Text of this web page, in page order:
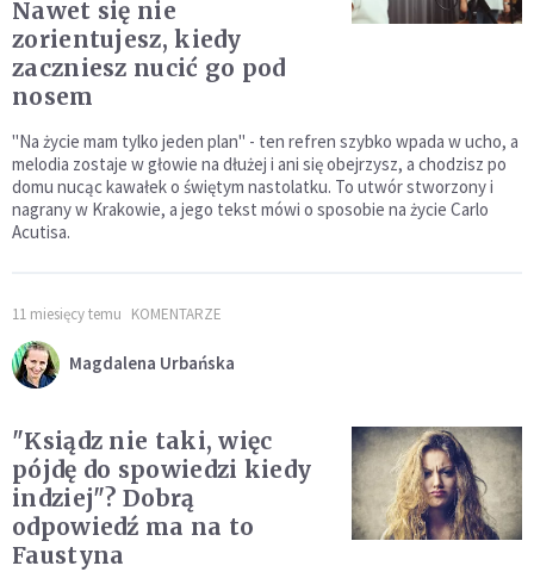
Nawet się nie
zorientujesz, kiedy
zaczniesz nucić go pod
nosem
"Na życie mam tylko jeden plan" - ten refren szybko wpada w ucho, a
melodia zostaje w głowie na dłużej i ani się obejrzysz, a chodzisz po
domu nucąc kawałek o świętym nastolatku. To utwór stworzony i
nagrany w Krakowie, a jego tekst mówi o sposobie na życie Carlo
Acutisa.
11 miesięcy temu KOMENTARZE
Magdalena Urbańska
"Ksiądz nie taki, więc
pójdę do spowiedzi kiedy
indziej"? Dobrą
odpowiedź ma na to
Faustyna